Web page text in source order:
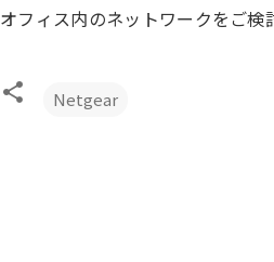
オフィス内のネットワークをご検
Netgear